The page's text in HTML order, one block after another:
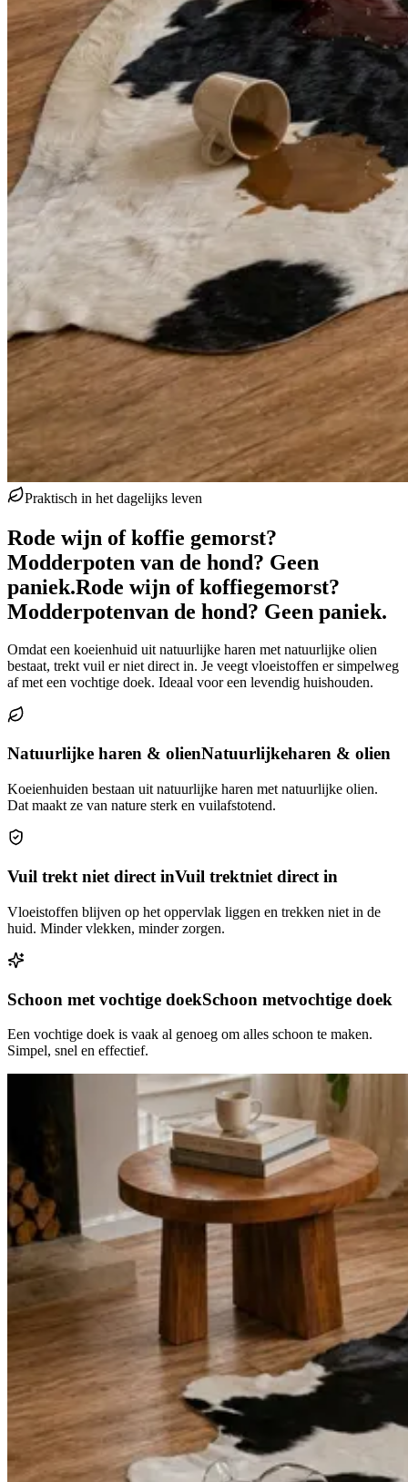
Praktisch in het dagelijks leven
Rode wijn of koffie gemorst?
Modderpoten van de hond? Geen
paniek.Rode wijn of koffiegemorst?
Modderpotenvan de hond? Geen paniek.
Omdat een koeienhuid uit natuurlijke haren met natuurlijke olien
bestaat, trekt vuil er niet direct in. Je veegt vloeistoffen er simpelweg
af met een vochtige doek. Ideaal voor een levendig huishouden.
Natuurlijke haren & olienNatuurlijkeharen & olien
Koeienhuiden bestaan uit natuurlijke haren met natuurlijke olien.
Dat maakt ze van nature sterk en vuilafstotend.
Vuil trekt niet direct inVuil trektniet direct in
Vloeistoffen blijven op het oppervlak liggen en trekken niet in de
huid. Minder vlekken, minder zorgen.
Schoon met vochtige doekSchoon metvochtige doek
Een vochtige doek is vaak al genoeg om alles schoon te maken.
Simpel, snel en effectief.